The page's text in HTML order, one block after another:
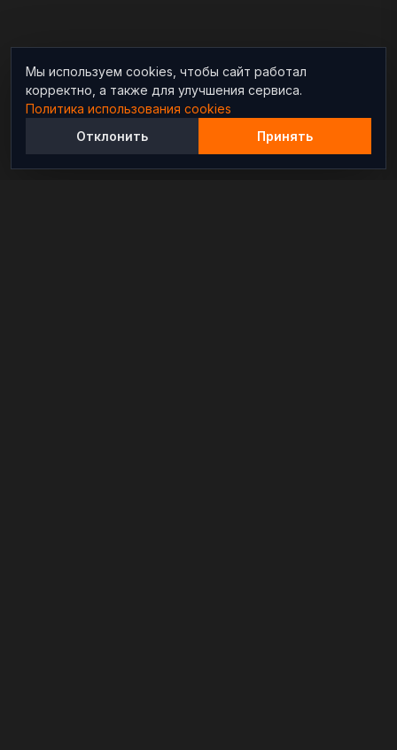
Мы используем cookies, чтобы сайт работал
корректно, а также для улучшения сервиса.
Политика использования cookies
Отклонить
Принять